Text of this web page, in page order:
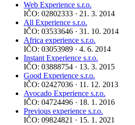
Web Experience s.r.o.
IČO: 02802333 · 21. 3. 2014
All Experience s.r.o.
IČO: 03533646 · 31. 10. 2014
Africa experience s.r.o.
IČO: 03053989 · 4. 6. 2014
Instant Experience s.r.o.
IČO: 03888754 · 13. 3. 2015
Good Experience s.r.o.
IČO: 02427036 · 11. 12. 2013
Avocado Experience s.r.o.
IČO: 04724496 · 18. 1. 2016
Previous experience s.r.o.
IČO: 09824821 · 15. 1. 2021